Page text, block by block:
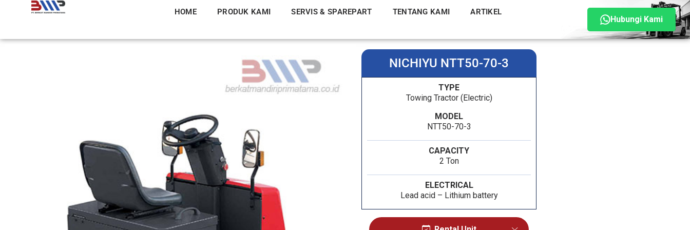
HOME PRODUK KAMI SERVIS & SPAREPART TENTANG KAMI ARTIKEL
Hubungi Kami
NICHIYU NTT50-70-3
TYPE
Towing Tractor (Electric)
MODEL
NTT50-70-3
CAPACITY
2 Ton
ELECTRICAL
Lead acid – Lithium battery